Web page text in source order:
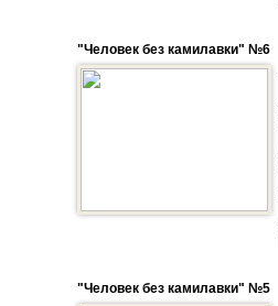
"Человек без камилавки" №6
"Человек без камилавки" №5